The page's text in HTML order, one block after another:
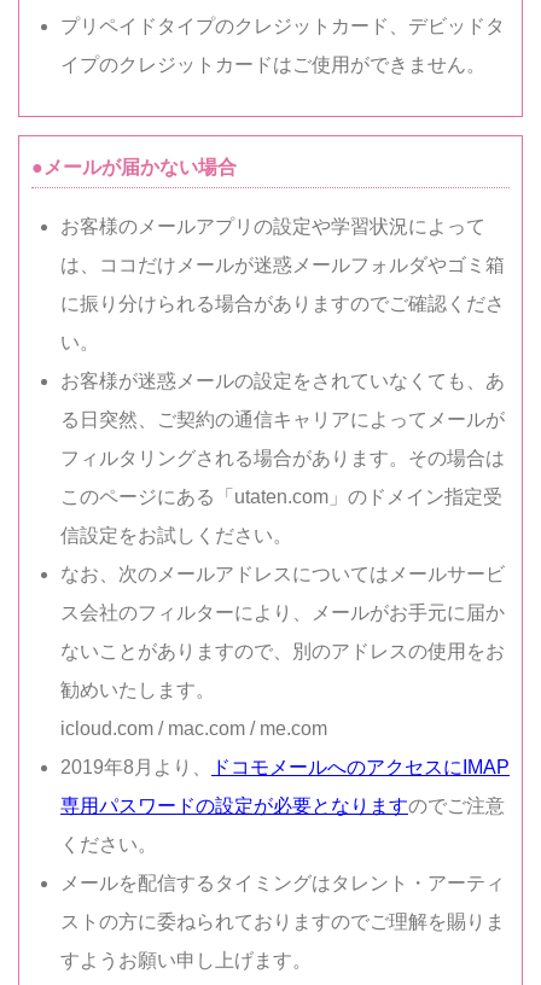
プリペイドタイプのクレジットカード、デビッドタ
イプのクレジットカードはご使用ができません。
●メールが届かない場合
お客様のメールアプリの設定や学習状況によって
は、ココだけメールが迷惑メールフォルダやゴミ箱
に振り分けられる場合がありますのでご確認くださ
い。
お客様が迷惑メールの設定をされていなくても、あ
る日突然、ご契約の通信キャリアによってメールが
フィルタリングされる場合があります。その場合は
このページにある「utaten.com」のドメイン指定受
信設定をお試しください。
なお、次のメールアドレスについてはメールサービ
ス会社のフィルターにより、メールがお手元に届か
ないことがありますので、別のアドレスの使用をお
勧めいたします。
icloud.com / mac.com / me.com
2019年8月より、
ドコモメールへのアクセスにIMAP
専用パスワードの設定が必要となりますのでご注意
ください。
メールを配信するタイミングはタレント・アーティ
ストの方に委ねられておりますのでご理解を賜りま
すようお願い申し上げます。